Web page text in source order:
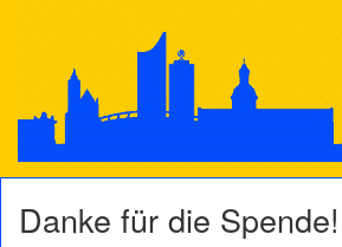
Danke für die Spende!